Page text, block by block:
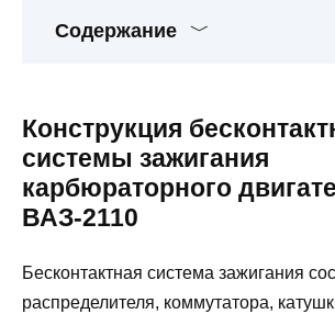
Содержание
Конструкция
системы зажигания
карбюраторного
ВАЗ-2110
Бесконтактная система зажигания
распределителя, коммутатора,